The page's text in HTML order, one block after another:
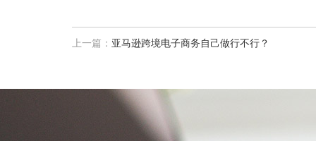
上一篇： 亚马逊跨境电子商务自己做行不行？